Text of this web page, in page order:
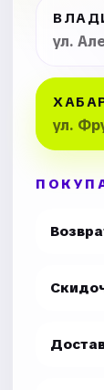
ул.
ул.